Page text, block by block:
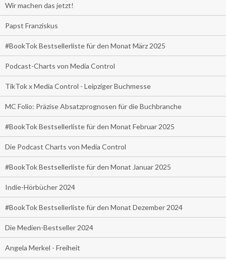
Wir machen das jetzt!
Papst Franziskus
#BookTok Bestsellerliste für den Monat März 2025
Podcast-Charts von Media Control
TikTok x Media Control - Leipziger Buchmesse
MC Folio: Präzise Absatzprognosen für die Buchbranche
#BookTok Bestsellerliste für den Monat Februar 2025
Die Podcast Charts von Media Control
#BookTok Bestsellerliste für den Monat Januar 2025
Indie-Hörbücher 2024
#BookTok Bestsellerliste für den Monat Dezember 2024
Die Medien-Bestseller 2024
Angela Merkel - Freiheit